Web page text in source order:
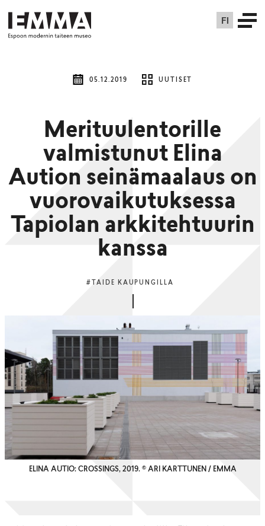
FI
05.12.2019 UUTISET
Merituulentorille
valmistunut Elina
Aution seinämaalaus on
vuorovaikutuksessa
Tapiolan arkkitehtuurin
kanssa
#TAIDE KAUPUNGILLA
ELINA AUTIO: CROSSINGS, 2019. © ARI KARTTUNEN / EMMA